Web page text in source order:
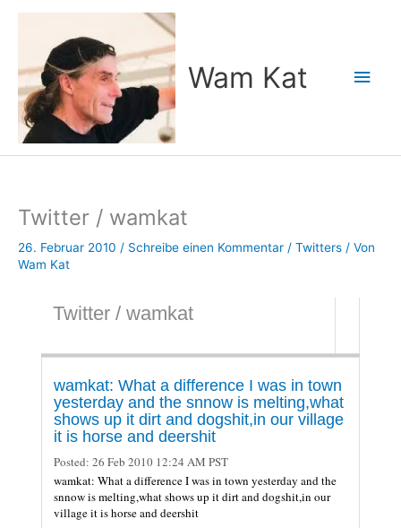
Wam Kat
Twitter / wamkat
26. Februar 2010 / Schreibe einen Kommentar / Twitters / Von
Wam Kat
Twitter / wamkat
wamkat: What a difference I was in town
yesterday and the snnow is melting,what
shows up it dirt and dogshit,in our village
it is horse and deershit
Posted: 26 Feb 2010 12:24 AM PST
wamkat: What a difference I was in town yesterday and the
snnow is melting,what shows up it dirt and dogshit,in our
village it is horse and deershit